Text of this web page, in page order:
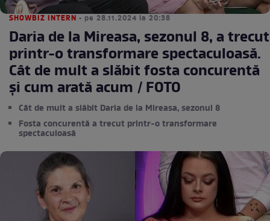
SHOWBIZ INTERN • pe 28.11.2024 la 20:38
Daria de la Mireasa, sezonul 8, a trecut
printr-o transformare spectaculoasă.
Cât de mult a slăbit fosta concurentă
și cum arată acum / FOTO
Cât de mult a slăbit Daria de la Mireasa, sezonul 8
Fosta concurentă a trecut printr-o transformare
spectaculoasă